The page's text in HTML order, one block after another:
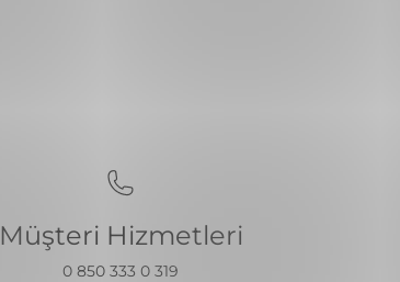
Müşteri Hizmetleri
0 850 333 0 319